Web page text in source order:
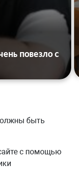
повезло с
быть
с помощью